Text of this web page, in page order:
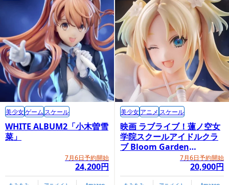
WHITE ALBUM2「小木曽雪
菜」
7月6日予約開始
24,200円
美少女ゲーム スケール
映画 ラブライブ！蓮ノ空女
学院スクールアイドルクラ
ブ Bloom Garden
Party「大沢瑠璃乃」7月6日予約開始
20,900円
美少女アニメ スケール